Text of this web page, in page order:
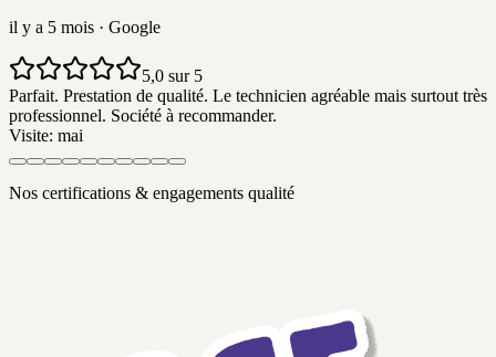
il y a 5 mois · Google
5,0 sur 5
Parfait. Prestation de qualité. Le technicien agréable mais surtout très
professionnel. Société à recommander.
Visite: mai
Nos certifications & engagements qualité